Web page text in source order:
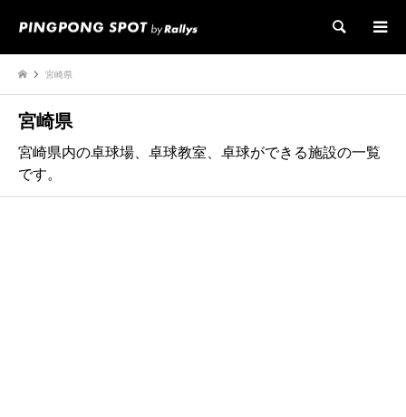
検索
宮崎県
宮崎県
宮崎県内の卓球場、卓球教室、卓球ができる施設の一覧
です。